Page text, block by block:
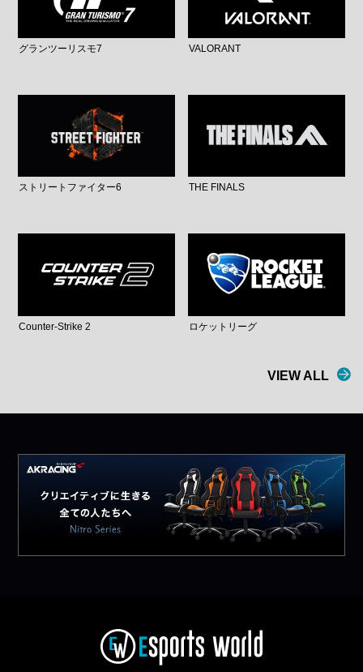
グランツーリスモ7 VALORANT
ストリートファイター6 THE FINALS
Counter-Strike 2 ロケットリーグ
VIEW ALL